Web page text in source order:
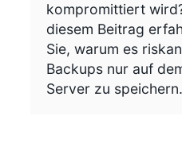
kompromittiert
diesem Beitrag
Sie, warum es
Backups nur auf
Server zu speichern.